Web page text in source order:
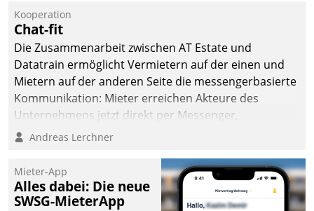
Einsparungen durch optimierte und automatisierte
Prozesse. Doch man darf nicht zu viel erwarten: Allein
mit der Einführung einer neuen Software ist es nicht
getan. Die Digitalisierung erfordert von Unternehmen
die Bereitschaft, sich zu überprüfen, zu hinterfragen
und zu verändern.
Kooperation
Chat-fit
Die Zusammenarbeit zwischen AT Estate und
Datatrain ermöglicht Vermietern auf der einen und
Mietern auf der anderen Seite die messengerbasierte
Kommunikation: Mieter erreichen Akteure des
Unternehmens jetzt direkt per Messenger,
Mitarbeiter oder Dienstleister empfangen oder
Andreas Lerchner
Mieter-App
Alles dabei: Die neue
SWSG-MieterApp